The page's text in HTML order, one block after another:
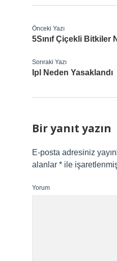
Önceki Yazı
5Sınıf Çiçekli Bitkiler
Sonraki Yazı
Ipl Neden Yasaklandı
Bir yanıt yazın
E-posta adresiniz
alanlar * ile
Yorum